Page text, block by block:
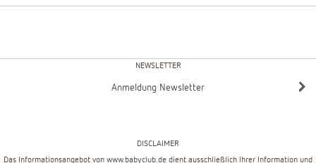
NEWSLETTER
Anmeldung Newsletter
DISCLAIMER
Das Informationsangebot von www.babyclub.de dient ausschließlich Ihrer Information und